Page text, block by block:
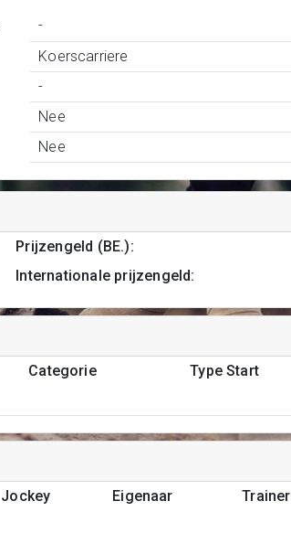
-
Koerscarriere
-
Nee
Nee
Prijzengeld (BE.):
Internationale prijzengeld:
Categorie
Type Start
Jockey Eigenaar
Trainer